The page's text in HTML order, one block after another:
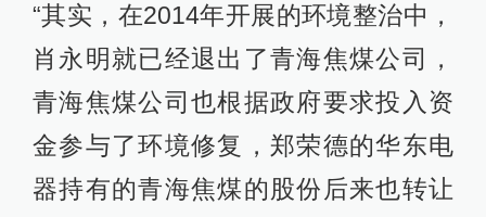
“其实，在2014年开展的环境整治中，
肖永明就已经退出了青海焦煤公司，
青海焦煤公司也根据政府要求投入资
金参与了环境修复，郑荣德的华东电
器持有的青海焦煤的股份后来也转让